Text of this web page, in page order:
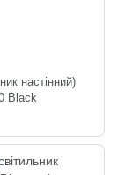
настінний)
Black